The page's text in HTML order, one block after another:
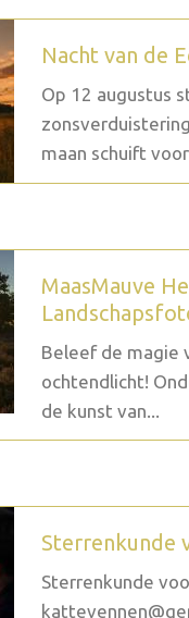
Nacht van de
Op 12 augustus
maan schuift
MaasMauve
Beleef de magie
ochtendlicht!
de kunst van...
Sterrenkunde
Sterrenkunde